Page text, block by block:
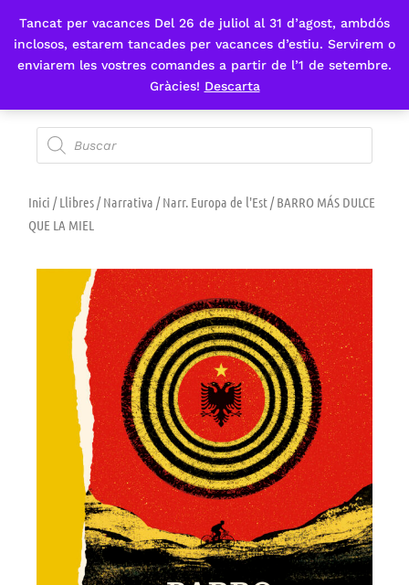
Tancat per vacances Del 26 de juliol al 31 d’agost, ambdós
inclosos, estarem tancades per vacances d’estiu. Servirem o
enviarem les vostres comandes a partir de l’1 de setembre.
Gràcies! Descarta
Fes-te'n sòcia
Inici /Llibres/Narrativa /Narr. Europa de l'Est/ BARRO MÁS DULCE
QUE LA MIEL